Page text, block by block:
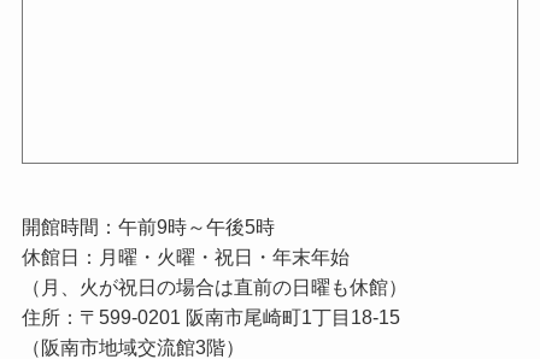
開館時間：午前9時～午後5時
休館日：月曜・火曜・祝日・年末年始
（月、火が祝日の場合は直前の日曜も休館）
住所：〒599-0201 阪南市尾崎町1丁目18-15
（阪南市地域交流館3階）